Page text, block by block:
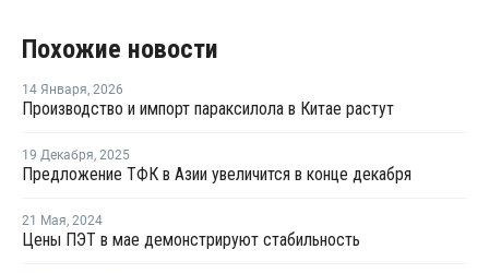
Похожие новости
14 Января, 2026
Производство и импорт параксилола в Китае растут
19 Декабря, 2025
Предложение ТФК в Азии увеличится в конце декабря
21 Мая, 2024
Цены ПЭТ в мае демонстрируют стабильность